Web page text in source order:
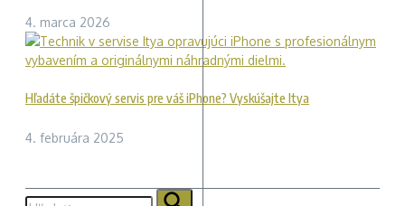
4. marca 2026
Hľadáte špičkový servis pre váš iPhone? Vyskúšajte Itya
4. februára 2025
Hľadať: